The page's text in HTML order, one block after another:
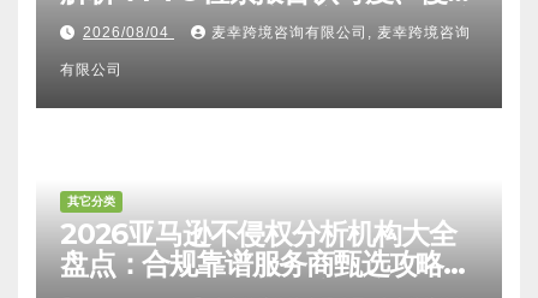
其它分类
2026亚马逊卖家知识产权全维度